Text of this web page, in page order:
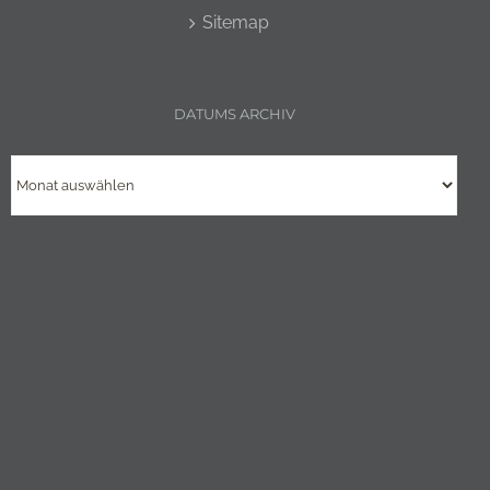
Sitemap
DATUMS ARCHIV
Archiv